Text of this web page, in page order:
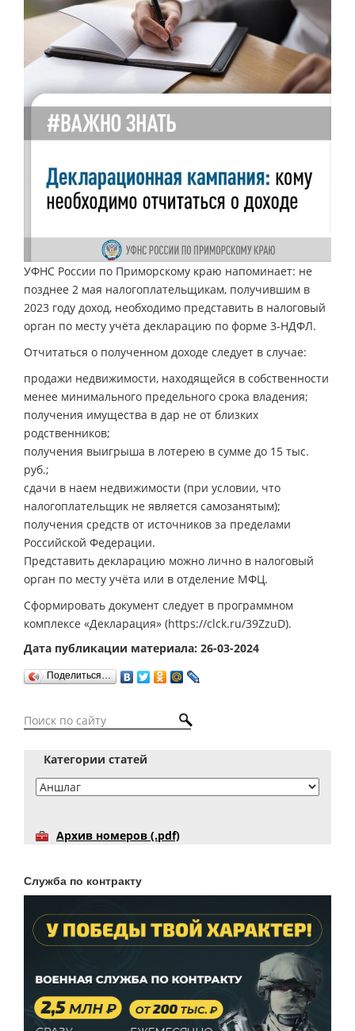
УФНС России по Приморскому краю напоминает: не
позднее 2 мая налогоплательщикам, получившим в
2023 году доход, необходимо представить в налоговый
орган по месту учёта декларацию по форме 3-НДФЛ.
Отчитаться о полученном доходе следует в случае:
продажи недвижимости, находящейся в собственности
менее минимального предельного срока владения;
получения имущества в дар не от близких
родственников;
получения выигрыша в лотерею в сумме до 15 тыс.
руб.;
сдачи в наем недвижимости (при условии, что
налогоплательщик не является самозанятым);
получения средств от источников за пределами
Российской Федерации.
Представить декларацию можно лично в налоговый
орган по месту учёта или в отделение МФЦ.
Сформировать документ следует в программном
комплексе «Декларация» (https://clck.ru/39ZzuD).
Дата публикации материала: 26-03-2024
Поделиться…
Категории статей
Архив номеров (.pdf)
Служба по контракту